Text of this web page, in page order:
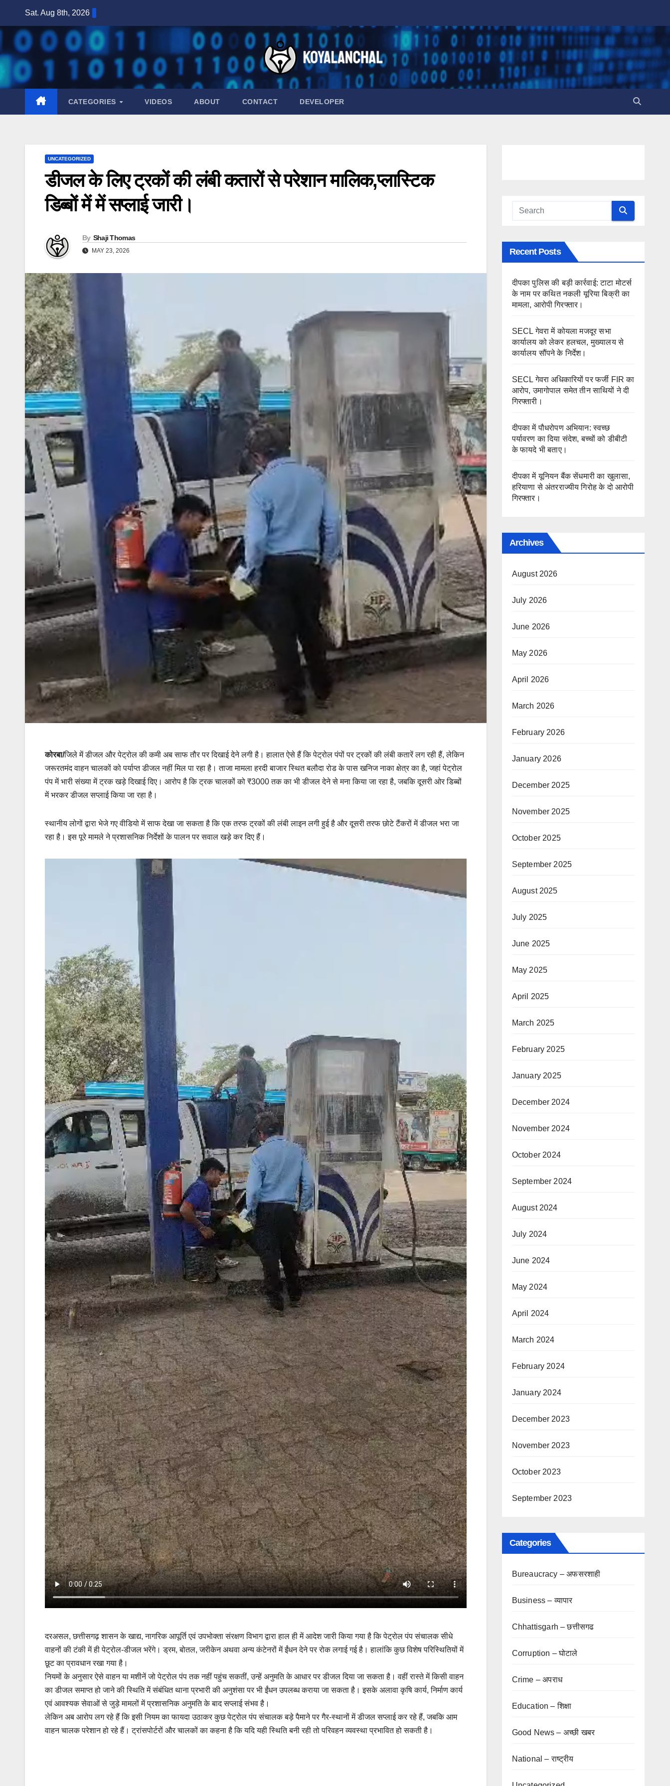
content
Sat. Aug 8th, 2026
CATEGORIES VIDEOS ABOUT CONTACT DEVELOPER
UNCATEGORIZED
डीजल के लिए ट्रकों की लंबी कतारों से परेशान मालिक,प्लास्टिक
डिब्बों में में सप्लाई जारी।
By Shaji Thomas
MAY 23, 2026
कोरबा/जिले में डीजल और पेट्रोल की कमी अब साफ तौर पर दिखाई देने लगी है। हालात ऐसे हैं कि पेट्रोल पंपों पर ट्रकों की लंबी कतारें लग रही हैं, लेकिन
जरूरतमंद वाहन चालकों को पर्याप्त डीजल नहीं मिल पा रहा है। ताजा मामला हरदी बाजार स्थित बलौदा रोड के पास खनिज नाका क्षेत्र का है, जहां पेट्रोल
पंप में भारी संख्या में ट्रक खड़े दिखाई दिए। आरोप है कि ट्रक चालकों को ₹3000 तक का भी डीजल देने से मना किया जा रहा है, जबकि दूसरी ओर डिब्बों
में भरकर डीजल सप्लाई किया जा रहा है।
स्थानीय लोगों द्वारा भेजे गए वीडियो में साफ देखा जा सकता है कि एक तरफ ट्रकों की लंबी लाइन लगी हुई है और दूसरी तरफ छोटे टैंकरों में डीजल भरा जा
रहा है। इस पूरे मामले ने प्रशासनिक निर्देशों के पालन पर सवाल खड़े कर दिए हैं।
दरअसल, छत्तीसगढ़ शासन के खाद्य, नागरिक आपूर्ति एवं उपभोक्ता संरक्षण विभाग द्वारा हाल ही में आदेश जारी किया गया है कि पेट्रोल पंप संचालक सीधे
वाहनों की टंकी में ही पेट्रोल-डीजल भरेंगे। ड्रम, बोतल, जरीकेन अथवा अन्य कंटेनरों में ईंधन देने पर रोक लगाई गई है। हालांकि कुछ विशेष परिस्थितियों में
छूट का प्रावधान रखा गया है।
नियमों के अनुसार ऐसे वाहन या मशीनें जो पेट्रोल पंप तक नहीं पहुंच सकतीं, उन्हें अनुमति के आधार पर डीजल दिया जा सकता है। वहीं रास्ते में किसी वाहन
का डीजल समाप्त हो जाने की स्थिति में संबंधित थाना प्रभारी की अनुशंसा पर भी ईंधन उपलब्ध कराया जा सकता है। इसके अलावा कृषि कार्य, निर्माण कार्य
एवं आवश्यक सेवाओं से जुड़े मामलों में प्रशासनिक अनुमति के बाद सप्लाई संभव है।
लेकिन अब आरोप लग रहे हैं कि इसी नियम का फायदा उठाकर कुछ पेट्रोल पंप संचालक बड़े पैमाने पर गैर-स्थानों में डीजल सप्लाई कर रहे हैं, जबकि आम
वाहन चालक परेशान हो रहे हैं। ट्रांसपोर्टरों और चालकों का कहना है कि यदि यही स्थिति बनी रही तो परिवहन व्यवस्था प्रभावित हो सकती है।
Recent Posts
दीपका पुलिस की बड़ी कार्रवाई: टाटा मोटर्स
के नाम पर कथित नकली यूरिया बिक्री का
मामला, आरोपी गिरफ्तार।
SECL गेवरा में कोयला मजदूर सभा
कार्यालय को लेकर हलचल, मुख्यालय से
कार्यालय सौंपने के निर्देश।
SECL गेवरा अधिकारियों पर फर्जी FIR का
आरोप, उमागोपाल समेत तीन साथियों ने दी
गिरफ्तारी।
दीपका में पौधरोपण अभियान: स्वच्छ
पर्यावरण का दिया संदेश, बच्चों को डीबीटी
के फायदे भी बताए।
दीपका में यूनियन बैंक सेंधमारी का खुलासा,
हरियाणा से अंतरराज्यीय गिरोह के दो आरोपी
गिरफ्तार।
Archives
August 2026
July 2026
June 2026
May 2026
April 2026
March 2026
February 2026
January 2026
December 2025
November 2025
October 2025
September 2025
August 2025
July 2025
June 2025
May 2025
April 2025
March 2025
February 2025
January 2025
December 2024
November 2024
October 2024
September 2024
August 2024
July 2024
June 2024
May 2024
April 2024
March 2024
February 2024
January 2024
December 2023
November 2023
October 2023
September 2023
Categories
Bureaucracy – अफसरशाही
Business – व्यापार
Chhattisgarh – छत्तीसगढ
Corruption – घोटाले
Crime – अपराध
Education – शिक्षा
Good News – अच्छी खबर
National – राष्ट्रीय